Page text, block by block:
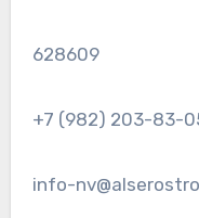
628609
+7 (982) 203-83-
info-